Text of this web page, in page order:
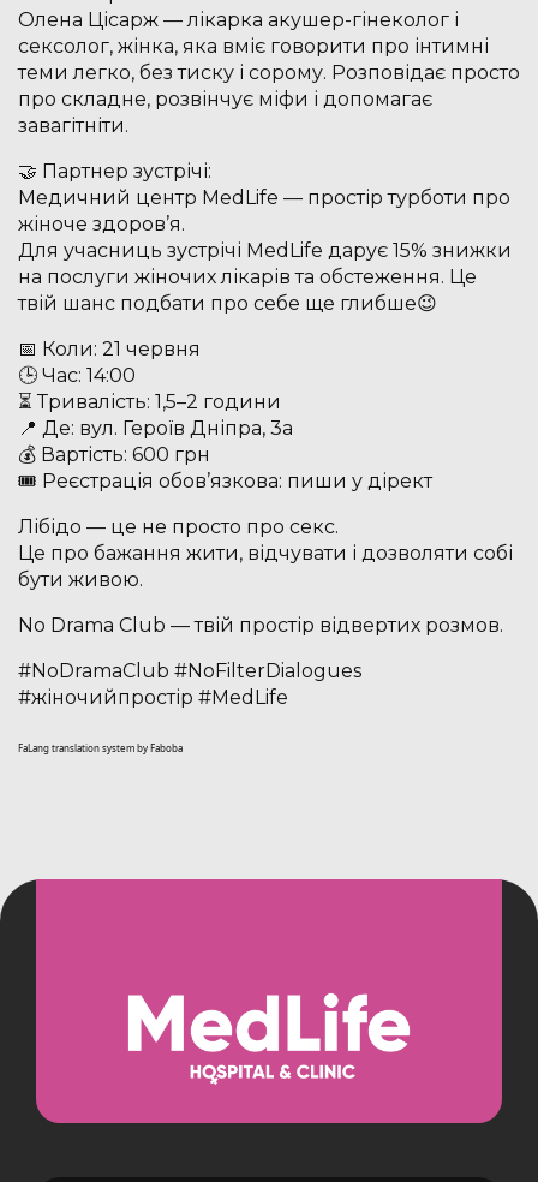
Олена Цісарж — лікарка акушер-гінеколог і
сексолог, жінка, яка вміє говорити про інтимні
теми легко, без тиску і сорому. Розповідає просто
про складне, розвінчує міфи і допомагає
завагітніти.
🤝 Партнер зустрічі:
Медичний центр MedLife — простір турботи про
жіноче здоров’я.
Для учасниць зустрічі MedLife дарує 15% знижки
на послуги жіночих лікарів та обстеження. Це
твій шанс подбати про себе ще глибше😉
📅 Коли: 21 червня
🕒 Час: 14:00
⏳ Тривалість: 1,5–2 години
📍 Де: вул. Героїв Дніпра, 3а
💰 Вартість: 600 грн
🎟 Реєстрація обов’язкова: пиши у дірект
Лібідо — це не просто про секс.
Це про бажання жити, відчувати і дозволяти собі
бути живою.
No Drama Club — твій простір відвертих розмов.
#NoDramaClub #NoFilterDialogues
#жіночийпростір #MedLife
FaLang translation system by Faboba